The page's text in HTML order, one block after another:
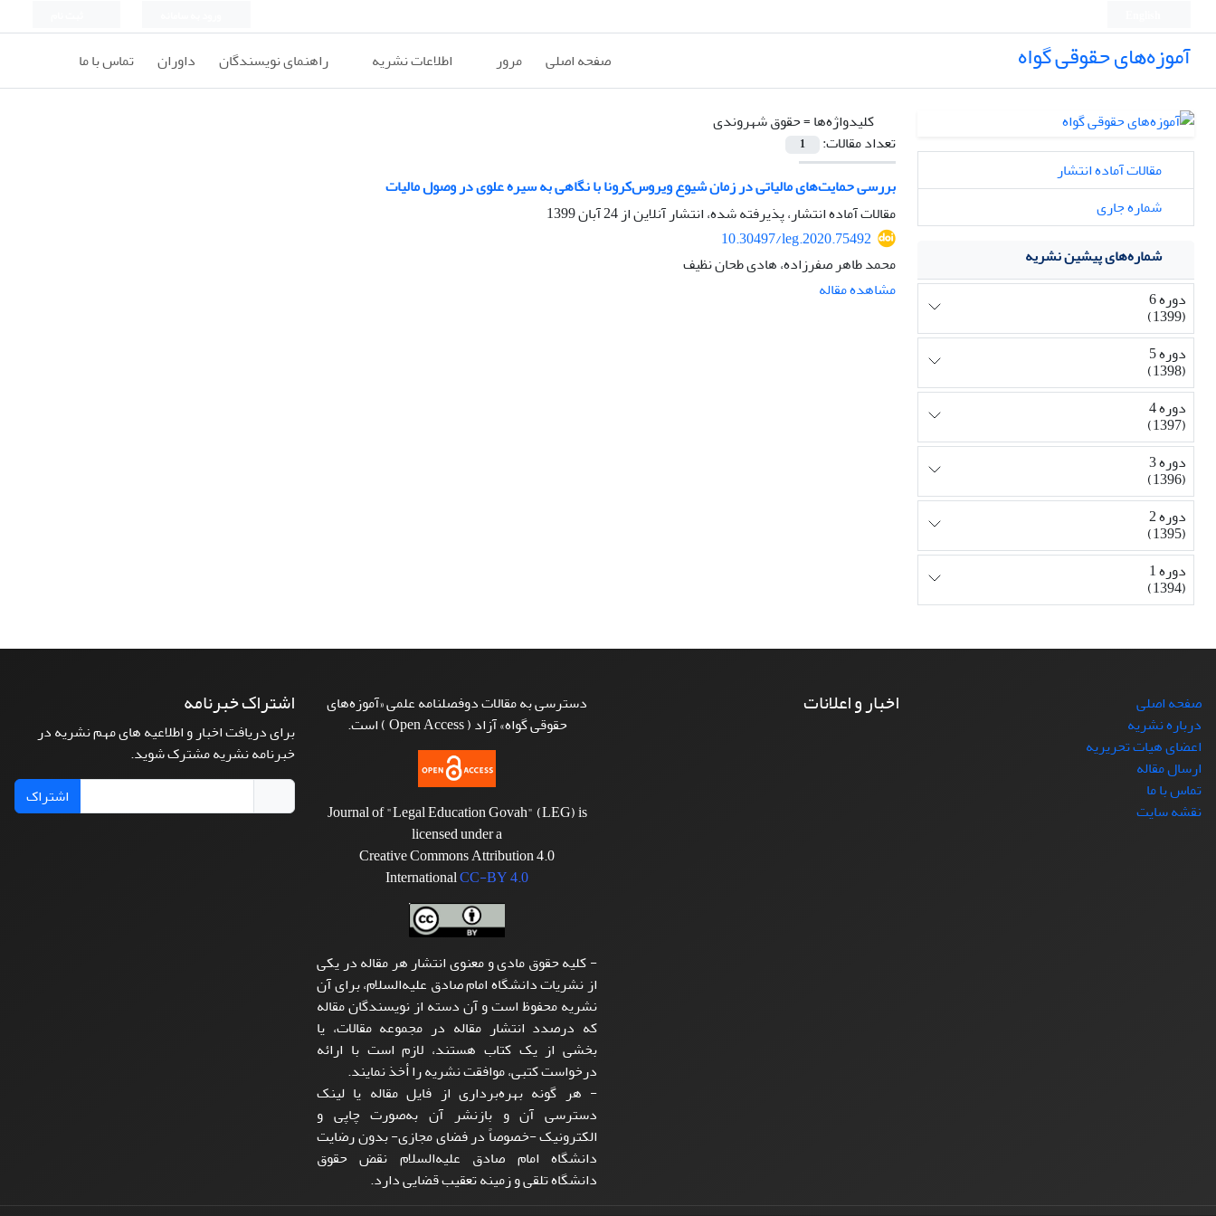
آموزه‌های حقوقی گواه صفحه اصلی مرور اطلاعات نشریه راهنمای نویسندگان داوران تماس با ما
کلیدواژه‌ها =حقوق شهروندی
تعداد مقالات:
1
بررسی حمایت‌های مالیاتی در زمان شیوع ویروس‌کرونا با نگاهی به سیره علوی در وصول مالیات
مقالات آماده انتشار، پذیرفته شده، انتشار آنلاین از24 آبان 1399
10.30497/leg.2020.75492
محمد طاهر صفرزاده، هادی طحان نظیف
مشاهده مقاله
مقالات آماده انتشار
شماره جاری
شماره‌های پیشین نشریه
دوره 6
(1399)
دوره 5
(1398)
دوره 4
(1397)
دوره 3
(1396)
دوره 2
(1395)
دوره 1
(1394)
صفحه اصلی
درباره نشریه
اعضای هیات تحریریه
ارسال مقاله
تماس با ما
نقشه سایت
اخبار و اعلانات
دسترسی به مقالات دوفصلنامه علمی «آموزه‌های
حقوقی گواه» آزاد ( Open Access ) است.
Journal of "Legal Education Govah" (LEG) is
licensed under a
Creative Commons Attribution 4.0
InternationalCC-BY 4.0
- کلیه حقوق مادی و معنوی انتشار هر مقاله در یکی
از نشریات دانشگاه امام صادق علیه‌السلام، برای آن
نشریه محفوظ است و آن دسته از نویسندگان مقاله
که درصدد انتشار مقاله در مجموعه مقالات، یا
بخشی از یک کتاب هستند، لازم است با ارائه
درخواست کتبی، موافقت نشریه را أخذ نمایند.
- هر گونه بهره‌برداری از فایل مقاله یا لینک
دسترسی آن و بازنشر آن به‌صورت چاپی و
الکترونیک -خصوصاً در فضای مجازی- بدون رضایت
دانشگاه امام صادق علیه‌السلام نقض حقوق
دانشگاه تلقی و زمینه تعقیب قضایی دارد.
اشتراک خبرنامه
برای دریافت اخبار و اطلاعیه های مهم نشریه در
خبرنامه نشریه مشترک شوید.
اشتراک